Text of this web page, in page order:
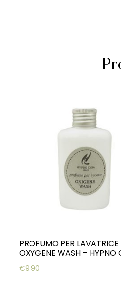
PROFUMO PER LAVATRICE
OXYGENE WASH – HYPNO
€9,90